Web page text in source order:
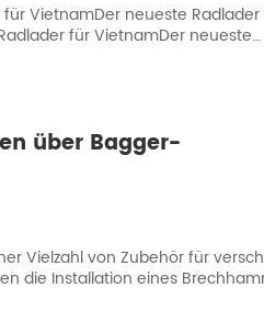
VietnamDer neueste
für VietnamDer neueste
über Bagger-
Vielzahl von Zubehör für
die Installation eines